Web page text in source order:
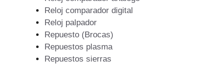
Reloj comparador digital
Reloj palpador
Repuesto (Brocas)
Repuestos plasma
Repuestos sierras